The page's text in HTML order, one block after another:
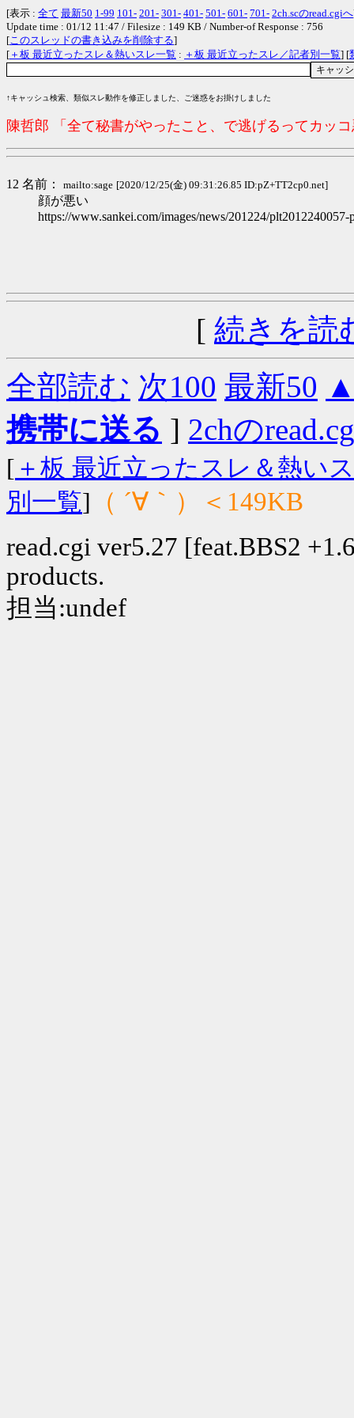
[表示 : 全て 最新50 1-99 101- 201- 301- 401- 501- 601- 701- 2ch.scのread.cgiへ
Update time : 01/12 11:47 / Filesize : 149 KB / Number-of Response : 756
[このスレッドの書き込みを削除する]
[ ＋板 最近立ったスレ＆熱いスレ一覧 : ＋板 最近立ったスレ／記者別一覧] [
↑キャッシュ検索、類似スレ動作を修正しました、ご迷惑をお掛けしました
陳哲郎 「全て秘書がやったこと、で逃げるってカッ
12 名前： mailto:sage [2020/12/25(金) 09:31:26.85 ID:pZ+TT2cp0.net]
顔が悪い
https://www.sankei.com/images/news/201224/plt2012240057-
[ 続きを読
全部読む 次100 最新50
携帯に送る ] 2chの
[ ＋板 最近立ったスレ＆熱い
別一覧] （ ´∀｀）＜149KB
read.cgi ver5.27 [feat.BBS2
products.
担当:undef